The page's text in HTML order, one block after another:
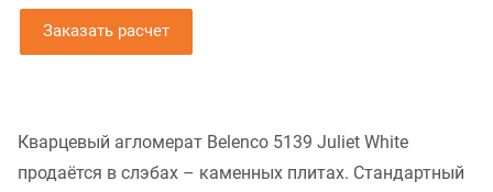
Заказать расчет
Кварцевый агломерат Belenco 5139 Juliet White
продаётся в слэбах – каменных плитах. Стандартный